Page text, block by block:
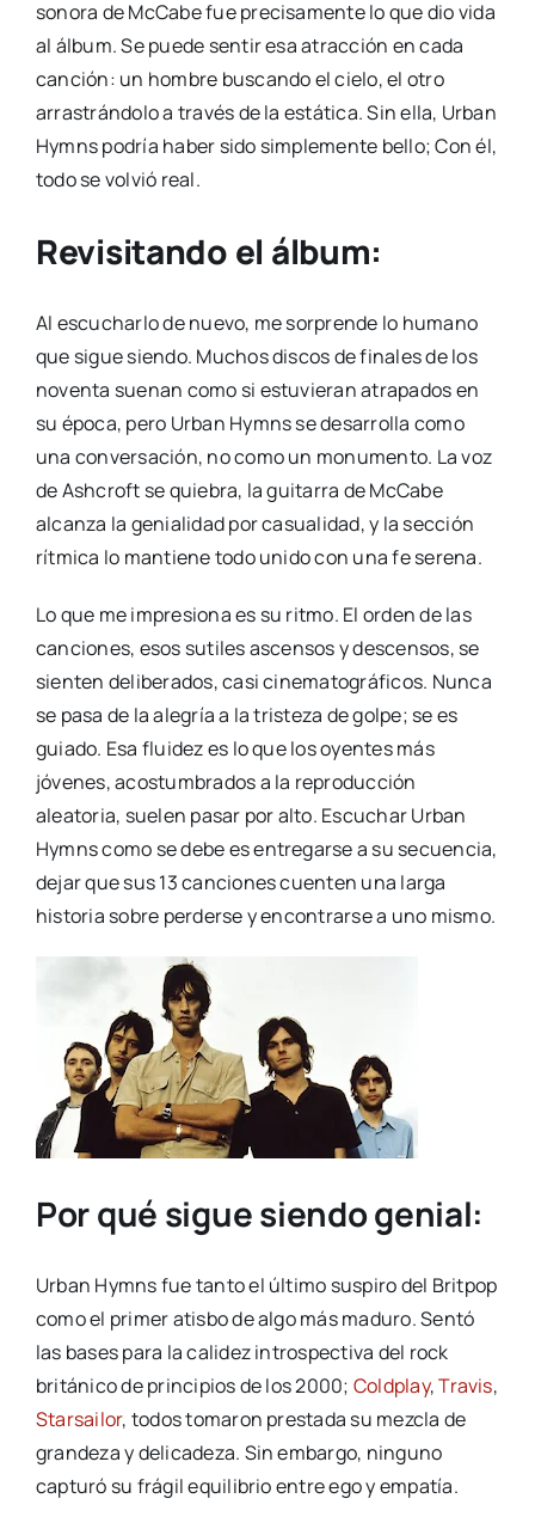
sonora de McCabe fue precisamente lo que dio vida
al álbum. Se puede sentir esa atracción en cada
canción: un hombre buscando el cielo, el otro
arrastrándolo a través de la estática. Sin ella, Urban
Hymns podría haber sido simplemente bello; Con él,
todo se volvió real.
Revisitando el álbum:
Al escucharlo de nuevo, me sorprende lo humano
que sigue siendo. Muchos discos de finales de los
noventa suenan como si estuvieran atrapados en
su época, pero Urban Hymns se desarrolla como
una conversación, no como un monumento. La voz
de Ashcroft se quiebra, la guitarra de McCabe
alcanza la genialidad por casualidad, y la sección
rítmica lo mantiene todo unido con una fe serena.
Lo que me impresiona es su ritmo. El orden de las
canciones, esos sutiles ascensos y descensos, se
sienten deliberados, casi cinematográficos. Nunca
se pasa de la alegría a la tristeza de golpe; se es
guiado. Esa fluidez es lo que los oyentes más
jóvenes, acostumbrados a la reproducción
aleatoria, suelen pasar por alto. Escuchar Urban
Hymns como se debe es entregarse a su secuencia,
dejar que sus 13 canciones cuenten una larga
historia sobre perderse y encontrarse a uno mismo.
Por qué sigue siendo genial:
Urban Hymns fue tanto el último suspiro del Britpop
como el primer atisbo de algo más maduro. Sentó
las bases para la calidez introspectiva del rock
británico de principios de los 2000; Coldplay,Travis,
Starsailor, todos tomaron prestada su mezcla de
grandeza y delicadeza. Sin embargo, ninguno
capturó su frágil equilibrio entre ego y empatía.